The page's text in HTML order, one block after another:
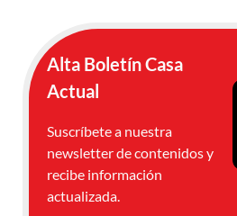
Alta Boletín Casa
Actual
Suscríbete a nuestra
newsletter de contenidos y
recibe información
actualizada.